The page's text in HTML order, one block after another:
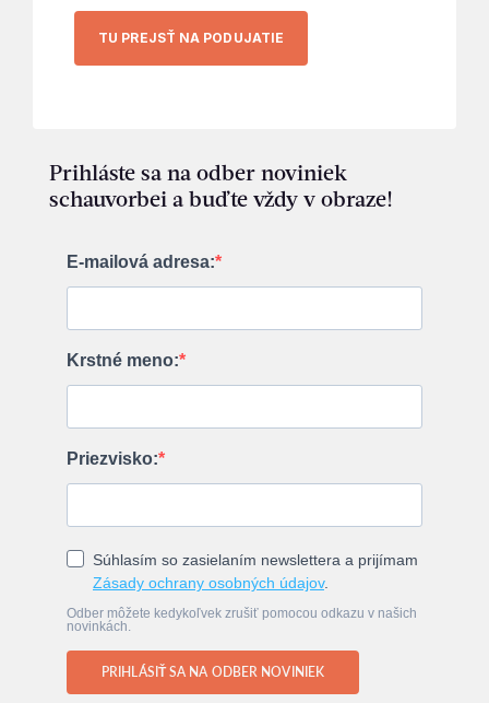
TU PREJSŤ NA PODUJATIE
Prihláste sa na odber noviniek
schauvorbei a buďte vždy v obraze!
E-mailová adresa:
Krstné meno:
Priezvisko:
Súhlasím so zasielaním newslettera a prijímam
Zásady ochrany osobných údajov.
Odber môžete kedykoľvek zrušiť pomocou odkazu v našich
novinkách.
PRIHLÁSIŤ SA NA ODBER NOVINIEK